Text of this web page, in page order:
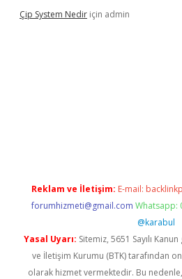
Çip System Nedir için admin
Reklam ve İletişim: E-mail:
forumhizmeti@gmail.com Whatsapp:
@karabul
Yasal Uyarı: Sitemiz, 5651 Sayılı
ve İletişim Kurumu (BTK) tarafından
olarak hizmet vermektedir. Bu